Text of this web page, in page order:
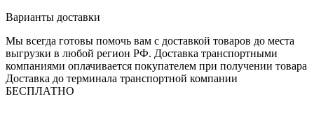
Варианты доставки
Мы всегда готовы помочь вам с доставкой товаров до места
выгрузки в любой регион РФ. Доставка транспортными
компаниями оплачивается покупателем при получении товара
Доставка до терминала транспортной компании
БЕСПЛАТНО